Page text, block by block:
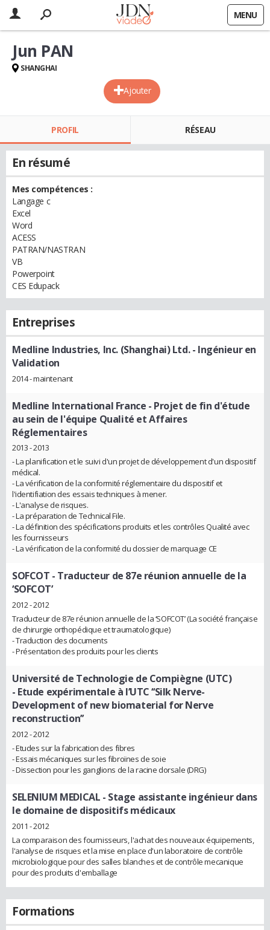
MENU
Ajouter
Jun PAN
SHANGHAI
PROFIL RÉSEAU
En résumé
Mes compétences :
Langage c
Excel
Word
ACESS
PATRAN/NASTRAN
VB
Powerpoint
CES Edupack
Entreprises
Medline Industries, Inc. (Shanghai) Ltd.- Ingénieur en
Validation
2014 - maintenant
Medline International France - Projet de fin d'étude
au sein de l'équipe Qualité et Affaires
Réglementaires
2013 - 2013
- La planification et le suivi d'un projet de développement d'un dispositif
médical.
- La vérification de la conformité réglementaire du dispositif et
l'identifiation des essais techniques à mener.
- L'analyse de risques.
- La préparation de Technical File.
- La définition des spécifications produits et les contrôles Qualité avec
les fournisseurs
- La vérification de la conformité du dossier de marquage CE
SOFCOT - Traducteur de 87e réunion annuelle de la
‘SOFCOT’
2012 - 2012
Traducteur de 87e réunion annuelle de la ‘SOFCOT’ (La société française
de chirurgie orthopédique et traumatologique)
- Traduction des documents
- Présentation des produits pour les clients
Université de Technologie de Compiègne (UTC)
- Etude expérimentale à l’UTC ‘‘Silk Nerve-
Development of new biomaterial for Nerve
reconstruction’’
2012 - 2012
- Etudes sur la fabrication des fibres
- Essais mécaniques sur les fibroïnes de soie
- Dissection pour les ganglions de la racine dorsale (DRG)
SELENIUM MEDICAL - Stage assistante ingénieur dans
le domaine de dispositifs médicaux
2011 - 2012
La comparaison des fournisseurs, l'achat des nouveaux équipements,
l'analyse de risques et la mise en place d'un laboratoire de contrôle
microbiologique pour des salles blanches et de contrôle mecanique
pour des produits d'emballage
Formations